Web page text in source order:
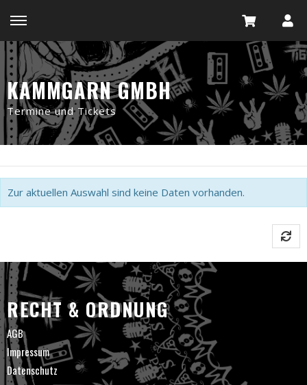
KAMMGARN GMBH
Termine und Tickets
Zur aktuellen Auswahl sind keine Daten vorhanden.
RECHT & ORDNUNG
AGB
Impressum
Datenschutz